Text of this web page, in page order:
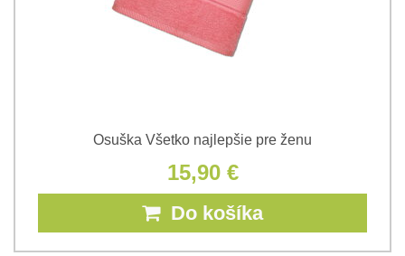
Osuška Všetko najlepšie pre ženu
15,90 €
Do košíka